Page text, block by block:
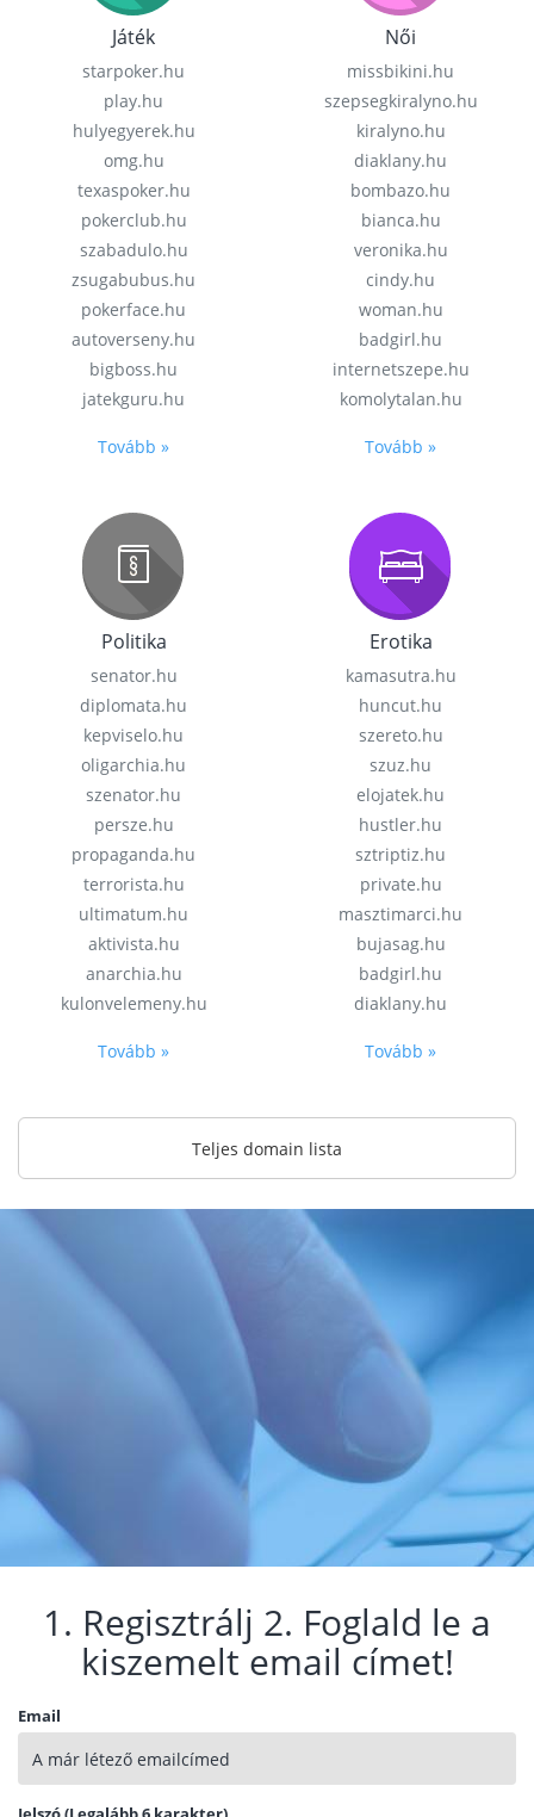
Játék
starpoker.hu
play.hu
hulyegyerek.hu
omg.hu
texaspoker.hu
pokerclub.hu
szabadulo.hu
zsugabubus.hu
pokerface.hu
autoverseny.hu
bigboss.hu
jatekguru.hu
Tovább »
Női
missbikini.hu
szepsegkiralyno.hu
kiralyno.hu
diaklany.hu
bombazo.hu
bianca.hu
veronika.hu
cindy.hu
woman.hu
badgirl.hu
internetszepe.hu
komolytalan.hu
Tovább »
Politika
senator.hu
diplomata.hu
kepviselo.hu
oligarchia.hu
szenator.hu
persze.hu
propaganda.hu
terrorista.hu
ultimatum.hu
aktivista.hu
anarchia.hu
kulonvelemeny.hu
Tovább »
Erotika
kamasutra.hu
huncut.hu
szereto.hu
szuz.hu
elojatek.hu
hustler.hu
sztriptiz.hu
private.hu
masztimarci.hu
bujasag.hu
badgirl.hu
diaklany.hu
Tovább »
Teljes domain lista
1. Regisztrálj 2. Foglald le a
kiszemelt email címet!
Email